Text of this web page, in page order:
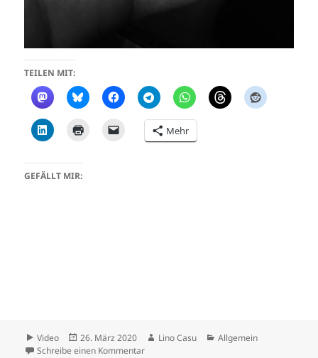
TEILEN MIT:
Mehr
GEFÄLLT MIR:
Format
Video
Veröffentlicht
am
26. März 2020 Autor
Lino Casu Kategorien
Allgemein
Schreibe einen Kommentarzu Peace